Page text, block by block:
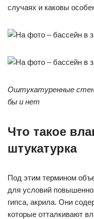
случаях и каковы
Оштукатуренные
бы и нет
Что такое
штукатурка
Под этим термином
для условий
гипса, акрила. Они
которые отталкивают